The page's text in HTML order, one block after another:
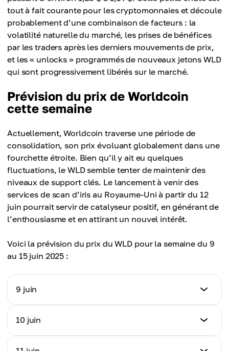
tout à fait courante pour les cryptomonnaies et découle
probablement d’une combinaison de facteurs : la
volatilité naturelle du marché, les prises de bénéfices
par les traders après les derniers mouvements de prix,
et les « unlocks » programmés de nouveaux jetons WLD
qui sont progressivement libérés sur le marché.
Prévision du prix de Worldcoin
cette semaine
Actuellement, Worldcoin traverse une période de
consolidation, son prix évoluant globalement dans une
fourchette étroite. Bien qu’il y ait eu quelques
fluctuations, le WLD semble tenter de maintenir des
niveaux de support clés. Le lancement à venir des
services de scan d’iris au Royaume-Uni à partir du 12
juin pourrait servir de catalyseur positif, en générant de
l’enthousiasme et en attirant un nouvel intérêt.
Voici la prévision du prix du WLD pour la semaine du 9
au 15 juin 2025 :
9 juin
Prévision de prix
10 juin
Prévision de prix